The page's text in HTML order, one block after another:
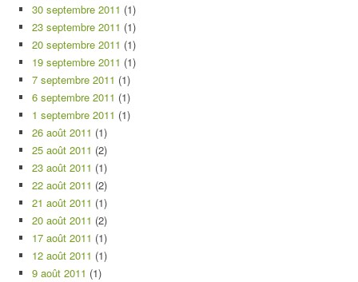
30 septembre 2011 (1)
23 septembre 2011 (1)
20 septembre 2011 (1)
19 septembre 2011 (1)
7 septembre 2011 (1)
6 septembre 2011 (1)
1 septembre 2011 (1)
26 août 2011 (1)
25 août 2011 (2)
23 août 2011 (1)
22 août 2011 (2)
21 août 2011 (1)
20 août 2011 (2)
17 août 2011 (1)
12 août 2011 (1)
9 août 2011 (1)